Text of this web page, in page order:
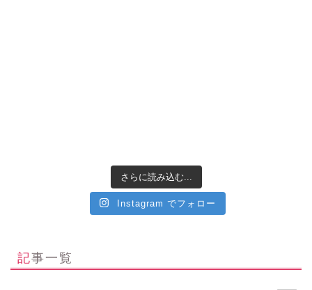
さらに読み込む...
Instagram でフォロー
記事一覧